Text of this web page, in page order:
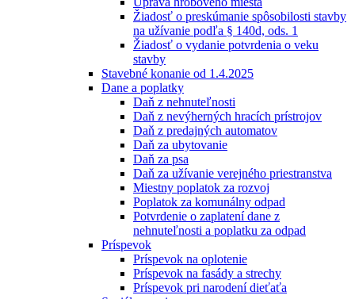
Žiadosť o preskúmanie spôsobilosti stavby
na užívanie podľa § 140d, ods. 1
Žiadosť o vydanie potvrdenia o veku
stavby
Stavebné konanie od 1.4.2025
Dane a poplatky
Daň z nehnuteľnosti
Daň z nevýherných hracích prístrojov
Daň z predajných automatov
Daň za ubytovanie
Daň za psa
Daň za užívanie verejného priestranstva
Miestny poplatok za rozvoj
Poplatok za komunálny odpad
Potvrdenie o zaplatení dane z
nehnuteľnosti a poplatku za odpad
Príspevok
Príspevok na oplotenie
Príspevok na fasády a strechy
Príspevok pri narodení dieťaťa